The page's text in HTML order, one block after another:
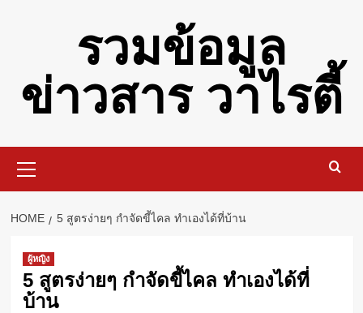
รวมข้อมูล
ข่าวสาร วาไรตี้
Menu
HOME 5 สูตรง่ายๆ กำจัดขี้ไคล ทำเองได้ที่บ้าน
ผู้หญิง
5 สูตรง่ายๆ กำจัดขี้ไคล ทำเองได้ที่
บ้าน